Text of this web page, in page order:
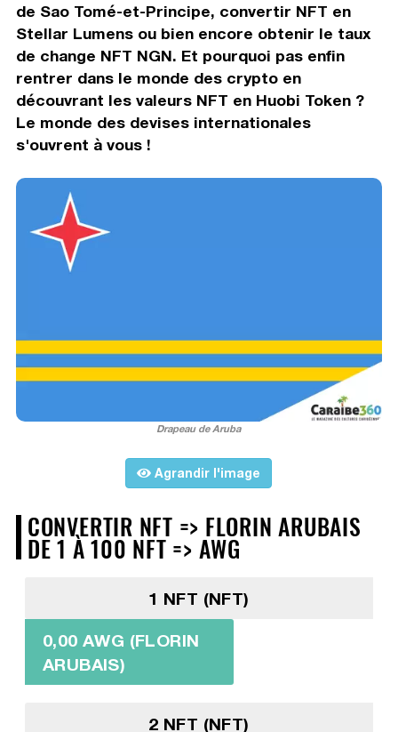
de Sao Tomé-et-Principe, convertir NFT en
Stellar Lumens ou bien encore obtenir le taux
de change NFT NGN. Et pourquoi pas enfin
rentrer dans le monde des crypto en
découvrant les valeurs NFT en Huobi Token ?
Le monde des devises internationales
s'ouvrent à vous !
Drapeau de Aruba
Agrandir l'image
CONVERTIR NFT => FLORIN ARUBAIS
DE 1 À 100 NFT => AWG
1 NFT (NFT)
0,00 AWG (FLORIN
ARUBAIS)
2 NFT (NFT)